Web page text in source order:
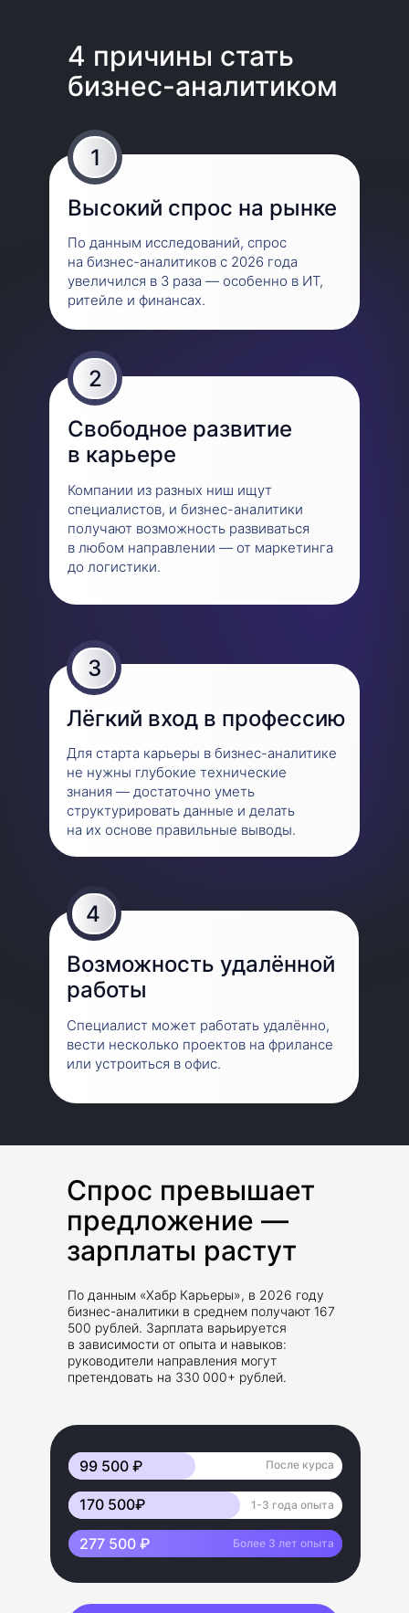
4 причины стать
бизнес-аналитиком
Лёгкий вход в профессию
Для старта карьеры в бизнес-аналитике
не нужны глубокие технические
знания — достаточно уметь
структурировать данные и делать
на их основе правильные выводы.
3
Свободное раз витие
в карьере
Компании из разных ниш ищут
специалистов, и бизнес-аналитики
получают возможность развиваться
в любом направлении — от маркетинга
до логистики.
Возможность удалённой
работы
Специалист может работать удалённо,
вести несколько проектов на фрилансе
или устроиться в офис.
4
2
Высокий спрос на рын ке
По данным исследований, спрос
на бизнес-аналитиков с 2026 года
увеличился в 3 раза — особенно в ИТ,
ритейле и финансах.
1
99 500 ₽
170 500₽
277 500 ₽
1-3 года опыта
Более 3 лет опыта
Спрос превышает
предложение —
зарплаты растут
По данным «Хабр Карьеры», в 2026 году
бизнес-аналитики в среднем получают 167
500 рублей. Зарплата варьируется
в зависимости от опыта и навыков:
руководители направления могут
претендовать на 330 000+ рублей.
Начинающий
Средний
Продвинутый
После курса